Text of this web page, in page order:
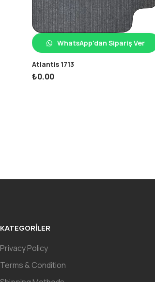
WhatsApp'dan Sipariş Ver
Atlantis 1713
₺0.00
KATEGORILER
Privacy Policy
Terms & Condition